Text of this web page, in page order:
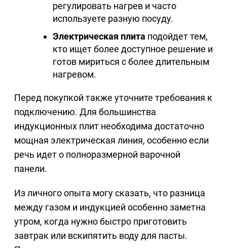
регулировать нагрев и часто
используете разную посуду.
Электрическая плита подойдет тем,
кто ищет более доступное решение и
готов мириться с более длительным
нагревом.
Перед покупкой также уточните требования к
подключению. Для большинства
индукционных плит необходима достаточно
мощная электрическая линия, особенно если
речь идет о полноразмерной варочной
панели.
Из личного опыта могу сказать, что разница
между газом и индукцией особенно заметна
утром, когда нужно быстро приготовить
завтрак или вскипятить воду для пасты.